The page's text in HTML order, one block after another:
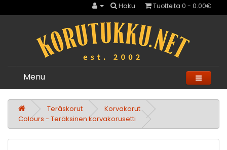
Haku Tuotteita 0 - 0.00€
Menu
Teräskorut
Korvakorut
Colours - Teräksinen korvakorusetti